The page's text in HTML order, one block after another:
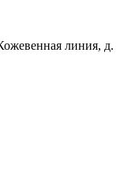
линия, д.